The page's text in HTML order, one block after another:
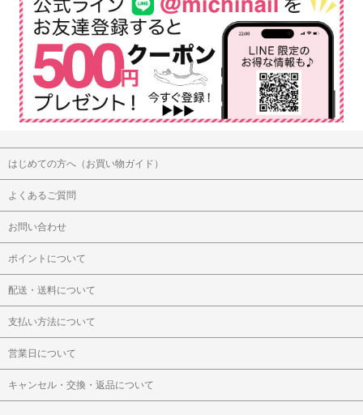
はじめての方へ（お買い物ガイド）
よくあるご質問
お問い合わせ
ポイントについて
配送・送料について
支払い方法について
営業日について
キャンセル・交換・返品について